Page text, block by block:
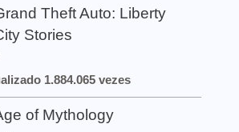
Theft Auto: Liberty
Stories
1.884.065 vezes
of Mythology